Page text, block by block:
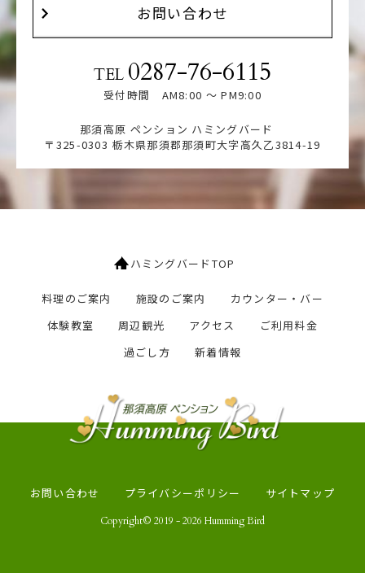
お問い合わせ
TEL 0287-76-6115
受付時間 AM8:00 ～ PM9:00
那須高原 ペンション ハミングバード
〒325-0303 栃木県那須郡那須町大字高久乙3814-19
ハミングバードTOP
料理のご案内 施設のご案内
カウンター・バー
体験教室
周辺観光 アクセス
ご利用料金
過ごし方
新着情報
お問い合わせ プライバシーポリシー サイトマップ
Copyright© 2019 - 2026 Humming Bird